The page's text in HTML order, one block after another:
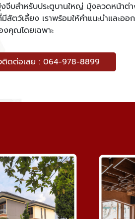
งจีบสำหรับประตูบานใหญ่ มุ้งลวดหน้า
สัตว์เลี้ยง เราพร้อมให้คำแนะนำและอ
งคุณโดยเฉพาะ
ติดต่อเลย : 064-978-8899